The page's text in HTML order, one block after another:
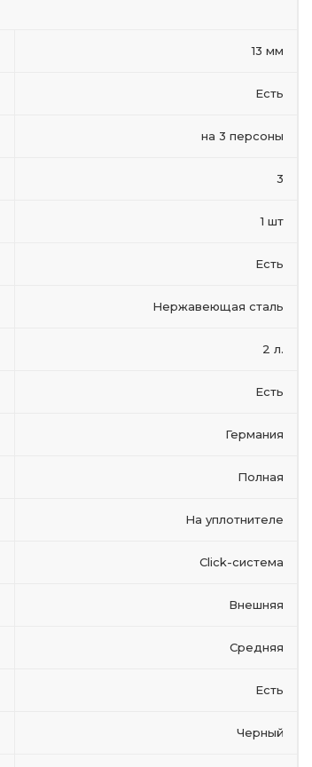
13 мм
Есть
на 3 персоны
3
1 шт
Есть
Нержавеющая сталь
2 л.
Есть
Германия
Полная
На уплотнителе
Click-система
Внешняя
Средняя
Есть
Черный